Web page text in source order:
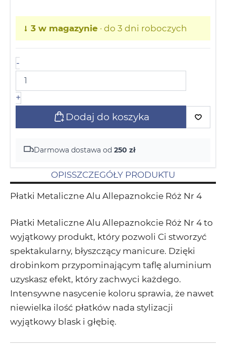
3 w magazynie · do 3 dni roboczych
-
+
Dodaj do koszyka
Darmowa dostawa od 250 zł
OPISSZCZEGÓŁY PRODUKTU
Płatki Metaliczne Alu Allepaznokcie Róż Nr 4
Płatki Metaliczne Alu Allepaznokcie Róż Nr 4 to
wyjątkowy produkt, który pozwoli Ci stworzyć
spektakularny, błyszczący manicure. Dzięki
drobinkom przypominającym taflę aluminium
uzyskasz efekt, który zachwyci każdego.
Intensywne nasycenie koloru sprawia, że nawet
niewielka ilość płatków nada stylizacji
wyjątkowy blask i głębię.